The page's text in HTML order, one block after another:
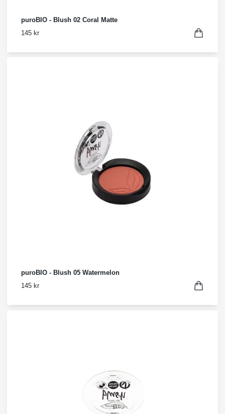
puroBIO - Blush 02 Coral Matte
145 kr
puroBIO - Blush 05 Watermelon
145 kr